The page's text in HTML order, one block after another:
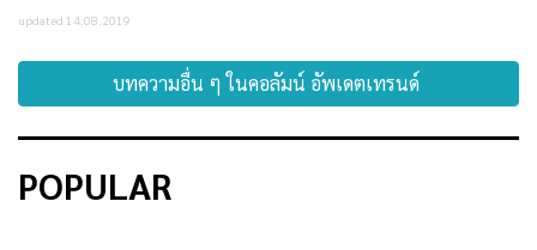
updated 14.08.2019
บทความอื่น ๆ ในคอลัมน์ อัพเดตเทรนด์
POPULAR